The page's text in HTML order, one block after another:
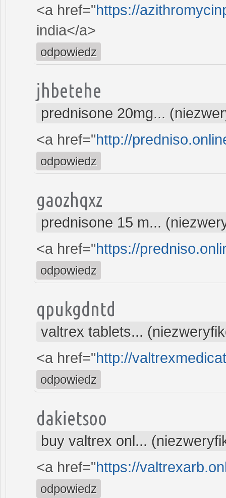
<a href="https://
india</a>
odpowiedz
jhbetehe
prednisone 20mg...
<a href="http://
odpowiedz
gaozhqxz
prednisone 15 m...
<a href="https://
odpowiedz
qpukgdntd
valtrex tablets...
<a href="http://
odpowiedz
dakietsoo
buy valtrex onl...
<a href="https://
odpowiedz